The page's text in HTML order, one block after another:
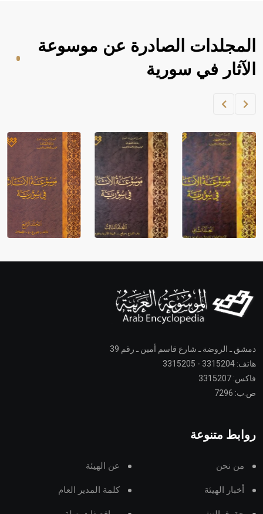
المجلدات الصادرة عن موسوعة
الآثار في سورية
دمشق ـ الروضة ـ شارع قاسم أمين ـ رقم 39
هاتف: 3315204 - 3315205
فاكس: 3315207
ص.ب: 7296
روابط متنوعة
من نحن عن الهيئة
أخبار الهيئة كلمة المدير العام